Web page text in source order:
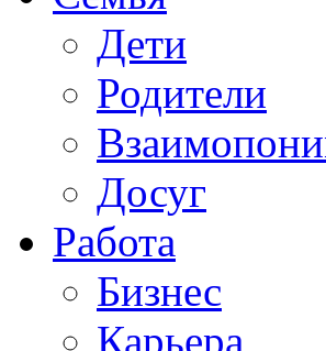
Дети
Родители
Досуг
Работа
Бизнес
Карьера